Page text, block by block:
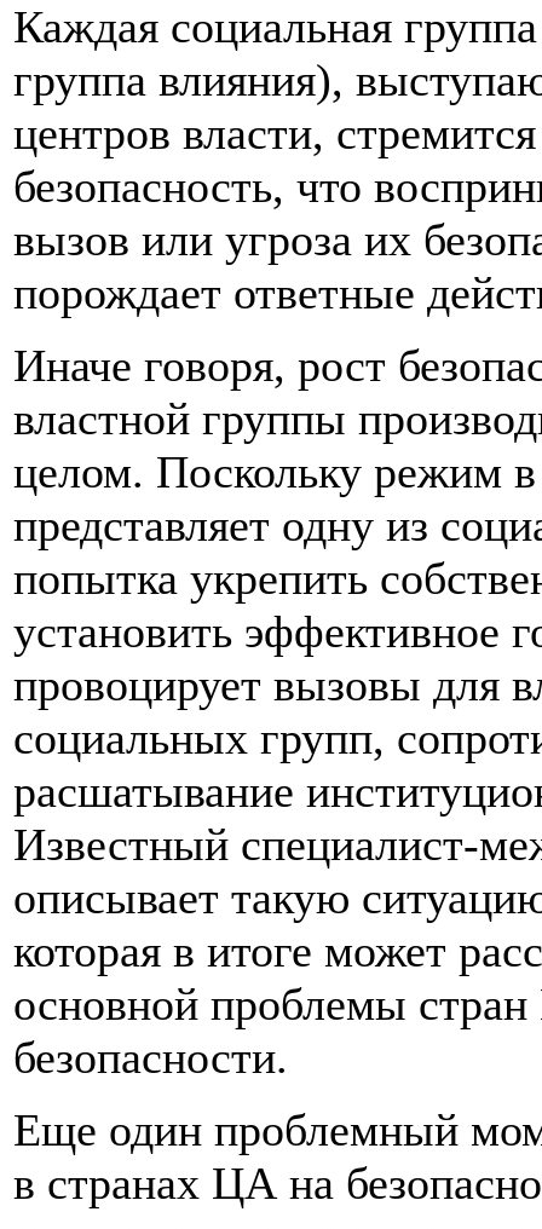
Каждая социальная
группа влияния),
центров власти,
безопасность, что
вызов или угроза их
порождает ответные
Иначе говоря, рост
властной группы
целом. Поскольку режим в
представляет одну из
попытка укрепить
установить эффективное
провоцирует вызовы для
социальных групп,
расшатывание
Известный специалист-
описывает такую
которая в итоге может
основной проблемы
безопасности.
Еще один проблемный
в странах ЦА на